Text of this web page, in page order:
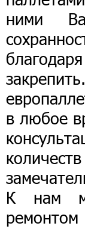
ними
в любое
К нам